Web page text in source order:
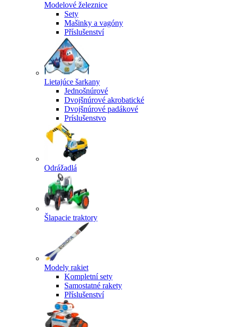
Modelové železnice
Sety
Mašinky a vagóny
Příslušenství
Lietajúce šarkany
Jednošnúrové
Dvojšnúrové akrobatické
Dvojšnúrové padákové
Príslušenstvo
Odrážadlá
Šlapacie traktory
Modely rakiet
Kompletní sety
Samostatné rakety
Příslušenství